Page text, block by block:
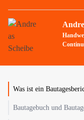
Was ist ein
Bautagebuch und